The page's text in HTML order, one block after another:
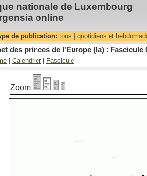
nationale de Luxembourg
online
de publication: tous quotidiens et
des princes de l'Europe (la) : Fascicule
Calendrier Fascicule
Zoom